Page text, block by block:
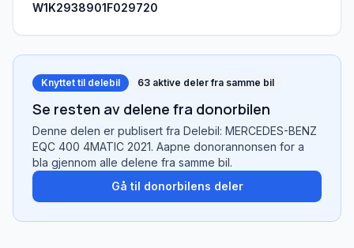
W1K2938901F029720
Knyttet til delebil 63 aktive deler fra samme bil
Se resten av delene fra donorbilen
Denne delen er publisert fra Delebil: MERCEDES-BENZ
EQC 400 4MATIC 2021. Aapne donorannonsen for a
bla gjennom alle delene fra samme bil.
Gå til donorbilens deler